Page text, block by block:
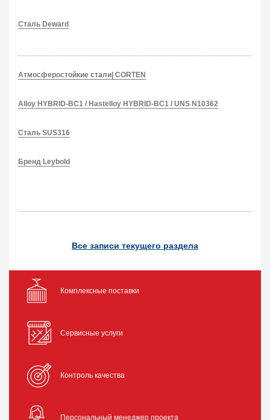
Сталь Deward
Атмосферостойкие стали| CORTEN
Alloy HYBRID-BC1 / Hastelloy HYBRID-BC1 / UNS N10362
Сталь SUS316
Бренд Leybold
Все записи текущего раздела
Комплексные поставки
Сервисные услуги
Контроль качества
Персональный менеджер проекта